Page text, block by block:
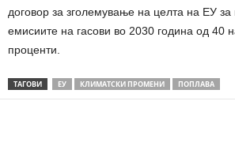
договор за зголемување на целта на ЕУ
емисиите на гасови во 2030 година од 40
проценти.
ТАГОВИ ЕУ КЛИМАТСКИ ПРОМЕНИ ПОПЛАВА